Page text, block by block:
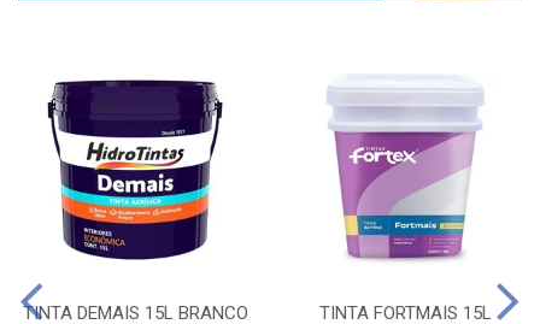
TINTA DEMAIS 15L BRANCO TINTA FORTMAIS 15L